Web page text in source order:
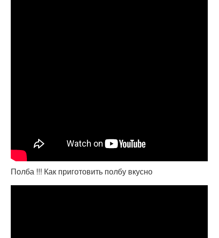
Полба !!! Как приготовить полбу вкусно